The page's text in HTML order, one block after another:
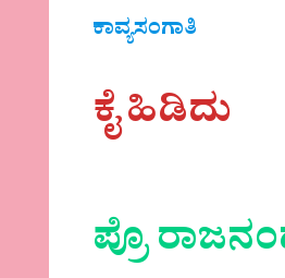
ಕಾವ್ಯಸಂಗಾತಿ
ಕೈ ಹಿಡಿದು
ಪ್ರೊ